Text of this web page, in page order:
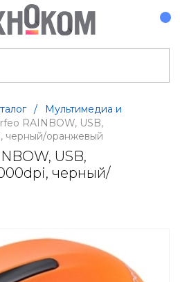
/
Мультимедиа и
RAINBOW, USB,
черный/оранжевый
USB,
черный/